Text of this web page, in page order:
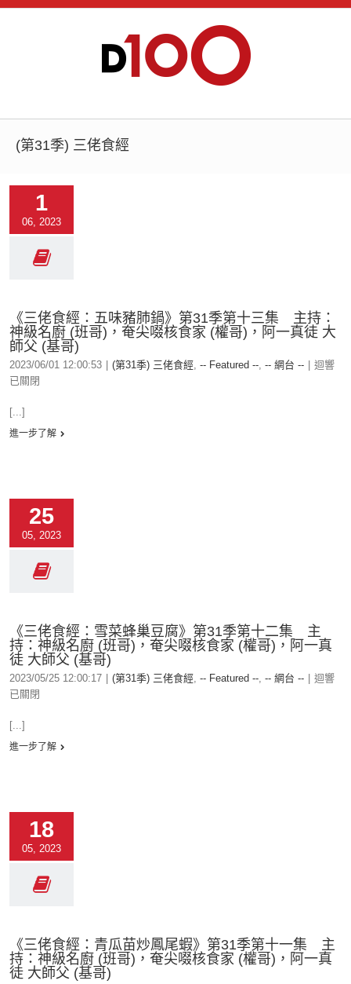
(第31季) 三佬食經
1
06, 2023
《三佬食經：五味豬肺鍋》第31季第十三集 主持：
神級名廚 (班哥)，奄尖啜核食家 (權哥)，阿一真徒 大
師父 (基哥)
2023/06/01 12:00:53 (第31季) 三佬食經, -- Featured --, -- 網台 --
迴響
已關閉
[...]
進一步了解
25
05, 2023
《三佬食經：雪菜蜂巢豆腐》第31季第十二集 主
持：神級名廚 (班哥)，奄尖啜核食家 (權哥)，阿一真
徒 大師父 (基哥)
2023/05/25 12:00:17 (第31季) 三佬食經, -- Featured --, -- 網台 --
迴響
已關閉
[...]
進一步了解
18
05, 2023
《三佬食經：青瓜苗炒鳳尾蝦》第31季第十一集 主
持：神級名廚 (班哥)，奄尖啜核食家 (權哥)，阿一真
徒 大師父 (基哥)